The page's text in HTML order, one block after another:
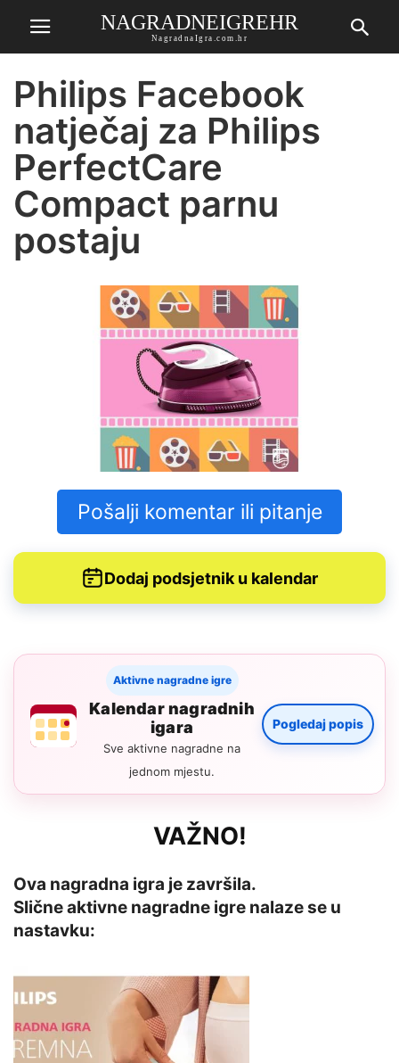
NAGRADNEIGREHR
NagradnaIgra.com.hr
Philips Facebook
natječaj za Philips
PerfectCare
Compact parnu
postaju
Pošalji komentar ili pitanje
Dodaj podsjetnik u kalendar
Aktivne nagradne igre
Kalendar nagradnih
igara
Sve aktivne nagradne na
jednom mjestu.
Pogledaj popis
VAŽNO!
Ova nagradna igra je završila.
Slične aktivne nagradne igre nalaze se u
nastavku: